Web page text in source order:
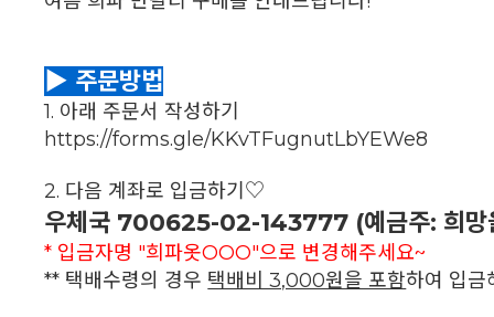
▶ 주문방법
1. 아래 주문서 작성하기
https://forms.gle/KKvTFugnutLbYEWe8
2. 다음 계좌로 입금하기♡
우체국 700625-02-143777 (예금주: 희망
* 입금자명 "희파옷OOO"으로 변경해주세요~
** 택배수령의 경우 택배비 3,000원을 포함하여 입금